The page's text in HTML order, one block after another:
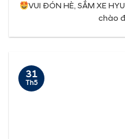
VUI ĐÓN HÈ, SẮM XE
chào
31
Th5